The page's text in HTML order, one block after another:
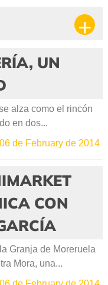
UN
alza como el rincón
en dos...
06 de February de 2014
CON
Granja de Moreruela
Mora, una...